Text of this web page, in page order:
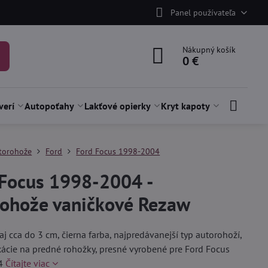
Panel používateľa
Nákupný košík
0 €
Autopoťahy Lakťové opierky Kryt kapoty
Ford Ford Focus 1998-2004
1998-2004 -
vaničkové Rezaw
cca do 3 cm, čierna farba, najpredávanejší typ autorohoží,
na predné rohožky, presné vyrobené pre Ford Focus
Čítajte viac